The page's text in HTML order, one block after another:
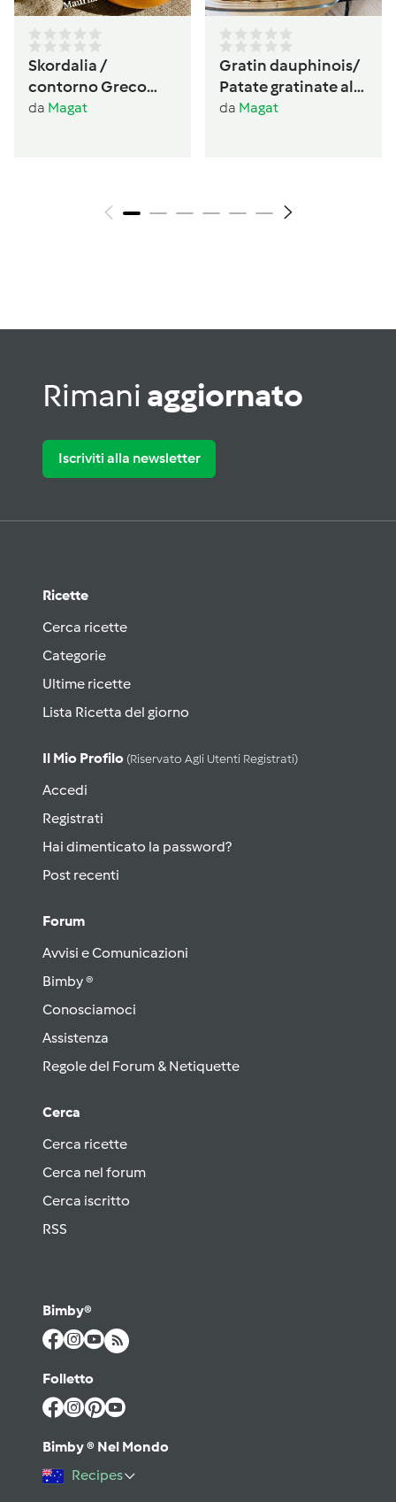
Skordalia /
contorno Greco
🇬🇷 senza glutine,
da Magat
Gratin dauphinois/
Patate gratinate alla
Francese
da Magat
Rimani aggiornato
Iscriviti alla newsletter
Ricette
Cerca ricette
Categorie
Ultime ricette
Lista Ricetta del giorno
Il Mio Profilo (riservato Agli Utenti Registrati)
Accedi
Registrati
Hai dimenticato la password?
Post recenti
Forum
Avvisi e Comunicazioni
Bimby ®
Conosciamoci
Assistenza
Regole del Forum & Netiquette
Cerca
Cerca ricette
Cerca nel forum
Cerca iscritto
RSS
Bimby®
Folletto
Bimby ® Nel Mondo
Recipes